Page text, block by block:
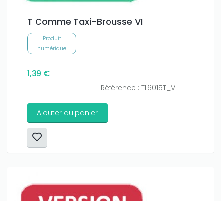
T Comme Taxi-Brousse VI
Produit
numérique
1,39 €
Référence : TL6015T_VI
Ajouter au panier